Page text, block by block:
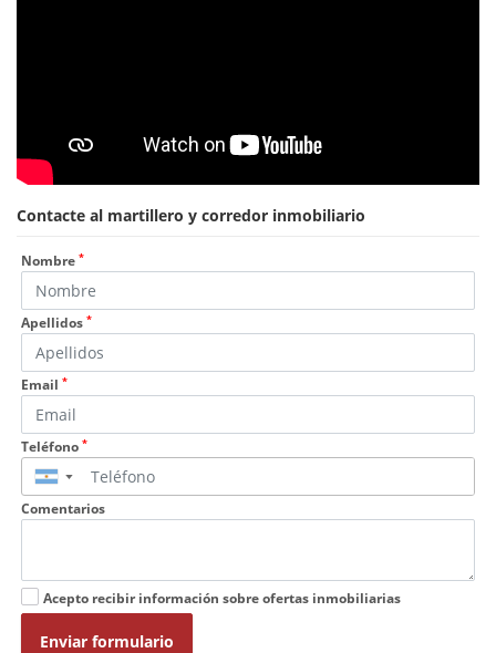
Contacte al martillero y corredor inmobiliario
Nombre *
Apellidos *
Email *
Teléfono *
▼
Comentarios
Acepto recibir información sobre ofertas inmobiliarias
Enviar formulario